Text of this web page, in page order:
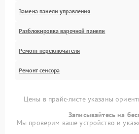
Замена панели управления
Разблокировка варочной панели
Ремонт переключателя
Ремонт сенсора
Цены в прайс-листе указаны
Записывайтесь на
Мы проверим ваше устройство и